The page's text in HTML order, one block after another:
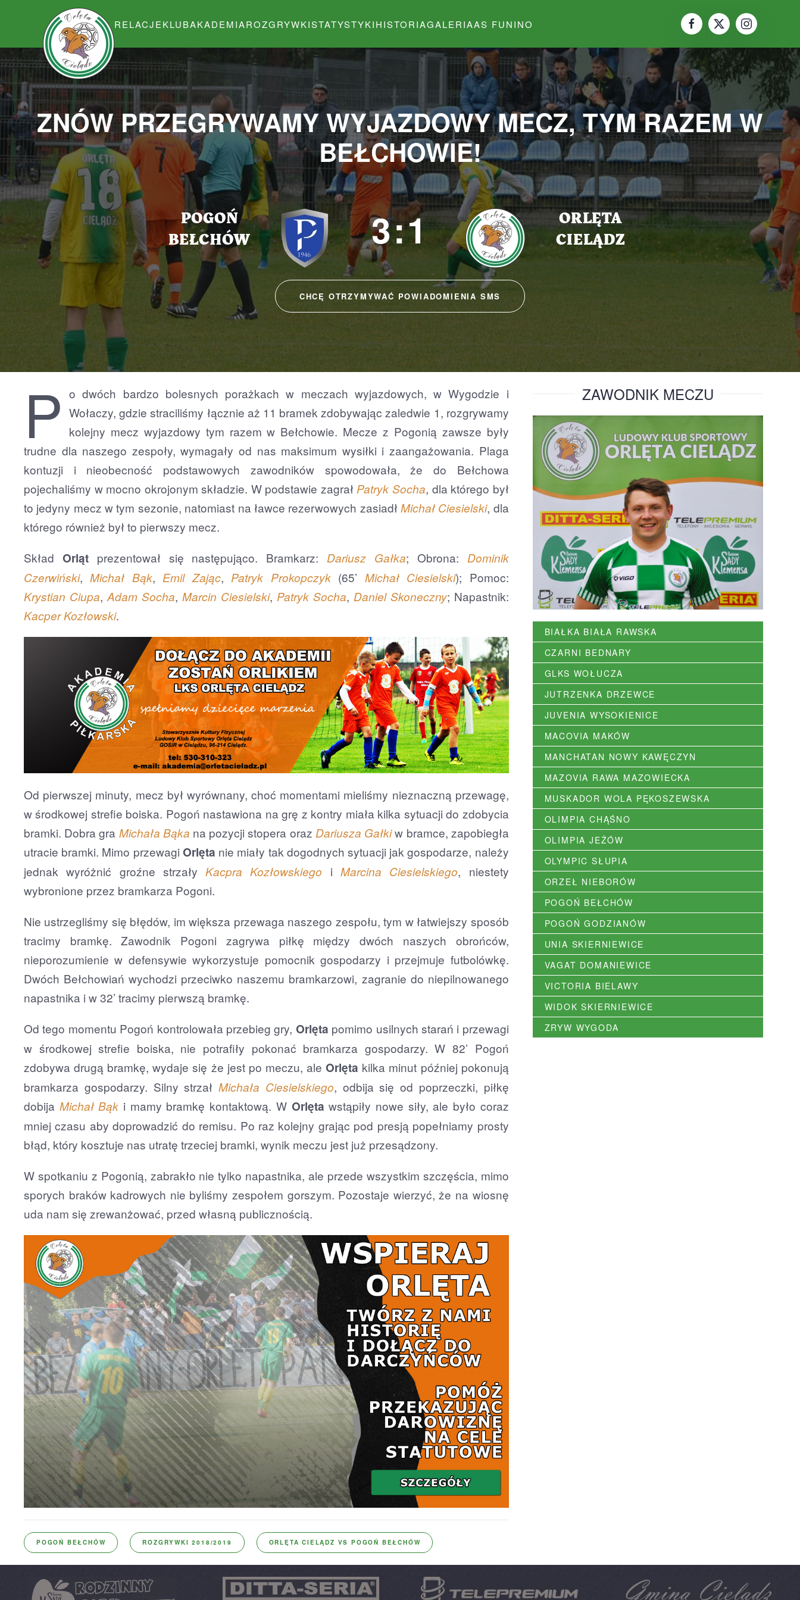
Przejdź do głównej treściRELACJEKLUBAKADEMIAROZGRYWKISTATYSTYKIHISTORIAGALERIAAS FUNINO
ZNÓW PRZEGRYWAMY WYJAZDOWY MECZ, TYM RAZEM W
BEŁCHOWIE!
POGOŃ
BEŁCHÓW
3:1
ORLĘTA
CIELĄDZ
CHCĘ OTRZYMYWAĆ POWIADOMIENIA SMS
P o dwóch bardzo bolesnych porażkach w meczach wyjazdowych, w Wygodzie i
Wołaczy, gdzie straciliśmy łącznie aż 11 bramek zdobywając zaledwie 1, rozgrywamy
kolejny mecz wyjazdowy tym razem w Bełchowie. Mecze z Pogonią zawsze były
trudne dla naszego zespoły, wymagały od nas maksimum wysiłki i zaangażowania. Plaga
kontuzji i nieobecność podstawowych zawodników spowodowała, że do Bełchowa
pojechaliśmy w mocno okrojonym składzie. W podstawie zagrał Patryk Socha, dla którego był
to jedyny mecz w tym sezonie, natomiast na ławce rezerwowych zasiadł Michał Ciesielski, dla
którego również był to pierwszy mecz.
Skład Orlątprezentował się następująco. Bramkarz: Dariusz Gałka; Obrona: Dominik
Czerwiński,Michał Bąk, Emil Zając, Patryk Prokopczyk(65’ Michał Ciesielski); Pomoc:
Krystian Ciupa, Adam Socha, Marcin Ciesielski, Patryk Socha, Daniel Skoneczny; Napastnik:
Kacper Kozłowski.
Od pierwszej minuty, mecz był wyrównany, choć momentami mieliśmy nieznaczną przewagę,
w środkowej strefie boiska. Pogoń nastawiona na grę z kontry miała kilka sytuacji do zdobycia
bramki. Dobra gra Michała Bąka na pozycji stopera oraz Dariusza Gałkiw bramce, zapobiegła
utracie bramki. Mimo przewagi Orlęta nie miały tak dogodnych sytuacji jak gospodarze, należy
jednak wyróżnić groźne strzałyKacpra Kozłowskiego iMarcina Ciesielskiego, niestety
wybronione przez bramkarza Pogoni.
Nie ustrzegliśmy się błędów, im większa przewaga naszego zespołu, tym w łatwiejszy sposób
tracimy bramkę. Zawodnik Pogoni zagrywa piłkę między dwóch naszych obrońców,
nieporozumienie w defensywie wykorzystuje pomocnik gospodarzy i przejmuje futbolówkę.
Dwóch Bełchowiań wychodzi przeciwko naszemu bramkarzowi, zagranie do niepilnowanego
napastnika i w 32’ tracimy pierwszą bramkę.
Od tego momentu Pogoń kontrolowała przebieg gry, Orlęta pomimo usilnych starań i przewagi
w środkowej strefie boiska, nie potrafiły pokonać bramkarza gospodarzy. W 82’ Pogoń
zdobywa drugą bramkę, wydaje się że jest po meczu, aleOrlęta kilka minut później pokonują
bramkarza gospodarzy. Silny strzałMichała Ciesielskiego, odbija się od poprzeczki, piłkę
dobija Michał Bąk i mamy bramkę kontaktową. W Orlęta wstąpiły nowe siły, ale było coraz
mniej czasu aby doprowadzić do remisu. Po raz kolejny grając pod presją popełniamy prosty
błąd, który kosztuje nas utratę trzeciej bramki, wynik meczu jest już przesądzony.
W spotkaniu z Pogonią, zabrakło nie tylko napastnika, ale przede wszystkim szczęścia, mimo
sporych braków kadrowych nie byliśmy zespołem gorszym. Pozostaje wierzyć, że na wiosnę
uda nam się zrewanżować, przed własną publicznością.
POGOŃ BEŁCHÓW ROZGRYWKI 2018/2019 ORLĘTA CIELĄDZ VS POGOŃ BEŁCHÓW
ZAWODNIK MECZU
BIAŁKA BIAŁA RAWSKA
CZARNI BEDNARY
GLKS WOŁUCZA
JUTRZENKA DRZEWCE
JUVENIA WYSOKIENICE
MACOVIA MAKÓW
MANCHATAN NOWY KAWĘCZYN
MAZOVIA RAWA MAZOWIECKA
MUSKADOR WOLA PĘKOSZEWSKA
OLIMPIA CHĄŚNO
OLIMPIA JEŻÓW
OLYMPIC SŁUPIA
ORZEŁ NIEBORÓW
POGOŃ BEŁCHÓW
POGOŃ GODZIANÓW
UNIA SKIERNIEWICE
VAGAT DOMANIEWICE
VICTORIA BIELAWY
WIDOK SKIERNIEWICE
ZRYW WYGODA